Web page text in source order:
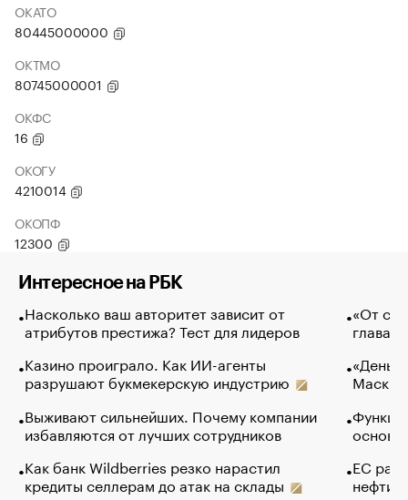
ОКАТО
80445000000
ОКТМО
80745000001
ОКФС
16
ОКОГУ
4210014
ОКОПФ
12300
Интересное на РБК
Насколько ваш авторитет зависит от
атрибутов престижа? Тест для лидеров
Казино проиграло. Как ИИ-агенты
разрушают букмекерскую индустрию
Выживают сильнейших. Почему компании
избавляются от лучших сотрудников
Как банк Wildberries резко нарастил
кредиты селлерам до атак на склады
«От
глава
Маск в
основ
ЕС
нефти